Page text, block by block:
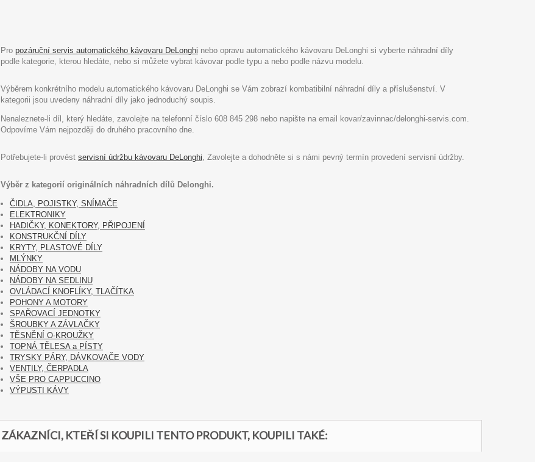
Pro pozáruční servis automatického kávovaru DeLonghi nebo opravu automatického kávovaru DeLonghi si vyberte náhradní díly
podle kategorie, kterou hledáte, nebo si můžete vybrat kávovar podle typu a nebo podle názvu modelu.
Výběrem konkrétního modelu automatického kávovaru DeLonghi se Vám zobrazí kombatibilní náhradní díly a příslušenství. V
kategorii jsou uvedeny náhradní díly jako jednoduchý soupis.
Nenaleznete-li díl, který hledáte, zavolejte na telefonní číslo 608 845 298 nebo napište na email kovar/zavinnac/delonghi-servis.com.
Odpovíme Vám nejpozději do druhého pracovního dne.
Potřebujete-li provést servisní údržbu kávovaru DeLonghi, Zavolejte a dohodněte si s námi pevný termín provedení servisní údržby.
Výběr z kategorií originálních náhradních dílů Delonghi.
ČIDLA, POJISTKY, SNÍMAČE
ELEKTRONIKY
HADIČKY, KONEKTORY, PŘIPOJENÍ
KONSTRUKČNÍ DÍLY
KRYTY, PLASTOVÉ DÍLY
MLÝNKY
NÁDOBY NA VODU
NÁDOBY NA SEDLINU
OVLÁDACÍ KNOFLÍKY, TLAČÍTKA
POHONY A MOTORY
SPAŘOVACÍ JEDNOTKY
ŠROUBKY A ZÁVLAČKY
TĚSNĚNÍ O-KROUŽKY
TOPNÁ TĚLESA a PÍSTY
TRYSKY PÁRY, DÁVKOVAČE VODY
VENTILY, ČERPADLA
VŠE PRO CAPPUCCINO
VÝPUSTI KÁVY
ZÁKAZNÍCI, KTEŘÍ SI KOUPILI TENTO PRODUKT, KOUPILI TAKÉ: